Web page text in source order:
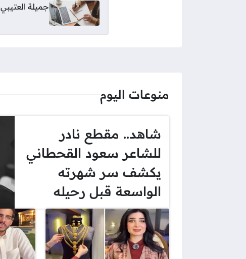
جميلة العتيبي
منوعات اليوم
شاهد.. مقطع نادر
للشاعر سعود القحطاني
يكشف سر شهرته
الواسعة قبل رحيله